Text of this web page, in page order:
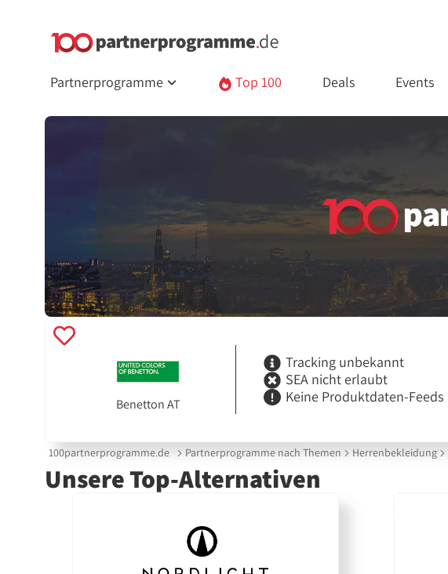
Partnerprogramme Top 100 Deals Events
Benetton AT
Tracking unbekannt
SEA nicht erlaubt
Keine Produktdaten-Feeds
100partnerprogramme.de Partnerprogramme nach Themen Herrenbekleidung
Unsere Top-Alternativen